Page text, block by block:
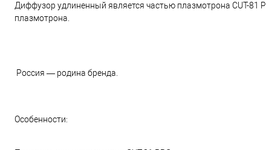
Диффузор удлиненный является частью плазмотрона CUT-81
плазмотрона.
Россия — родина бренда.
Особенности: